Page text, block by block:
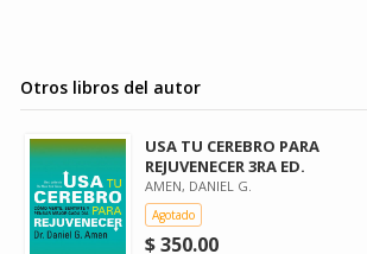
Otros libros del autor
USA TU CEREBRO PARA
REJUVENECER 3RA ED.
AMEN, DANIEL G.
Agotado
$ 350.00